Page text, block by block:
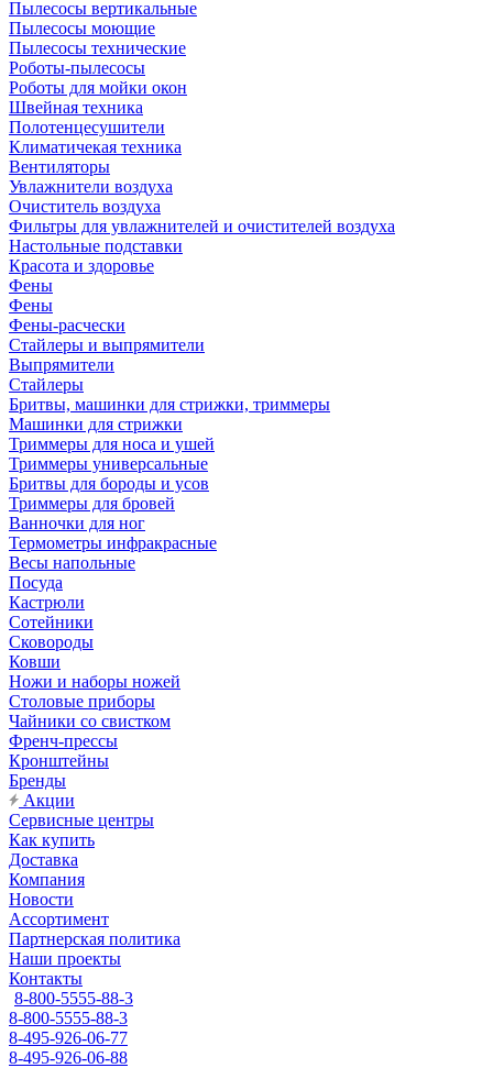
Пылесосы вертикальные
Пылесосы моющие
Пылесосы технические
Роботы-пылесосы
Роботы для мойки окон
Швейная техника
Полотенцесушители
Климатичекая техника
Вентиляторы
Увлажнители воздуха
Очиститель воздуха
Фильтры для увлажнителей и очистителей воздуха
Настольные подставки
Красота и здоровье
Фены
Фены
Фены-расчески
Стайлеры и выпрямители
Выпрямители
Стайлеры
Бритвы, машинки для стрижки, триммеры
Машинки для стрижки
Триммеры для носа и ушей
Триммеры универсальные
Бритвы для бороды и усов
Триммеры для бровей
Ванночки для ног
Термометры инфракрасные
Весы напольные
Посуда
Кастрюли
Сотейники
Сковороды
Ковши
Ножи и наборы ножей
Столовые приборы
Чайники со свистком
Френч-прессы
Кронштейны
Бренды
Акции
Сервисные центры
Как купить
Доставка
Компания
Новости
Ассортимент
Партнерская политика
Наши проекты
Контакты
8-800-5555-88-3
8-800-5555-88-3
8-495-926-06-77
8-495-926-06-88